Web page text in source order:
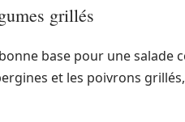
grillés
base pour une salade
et les poivrons